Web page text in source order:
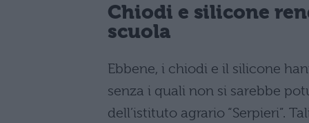
Chiodi e silicone
scuola
Ebbene, i chiodi e il silicone
senza i quali non si sarebbe
dell’istituto agrario “Serpieri”.